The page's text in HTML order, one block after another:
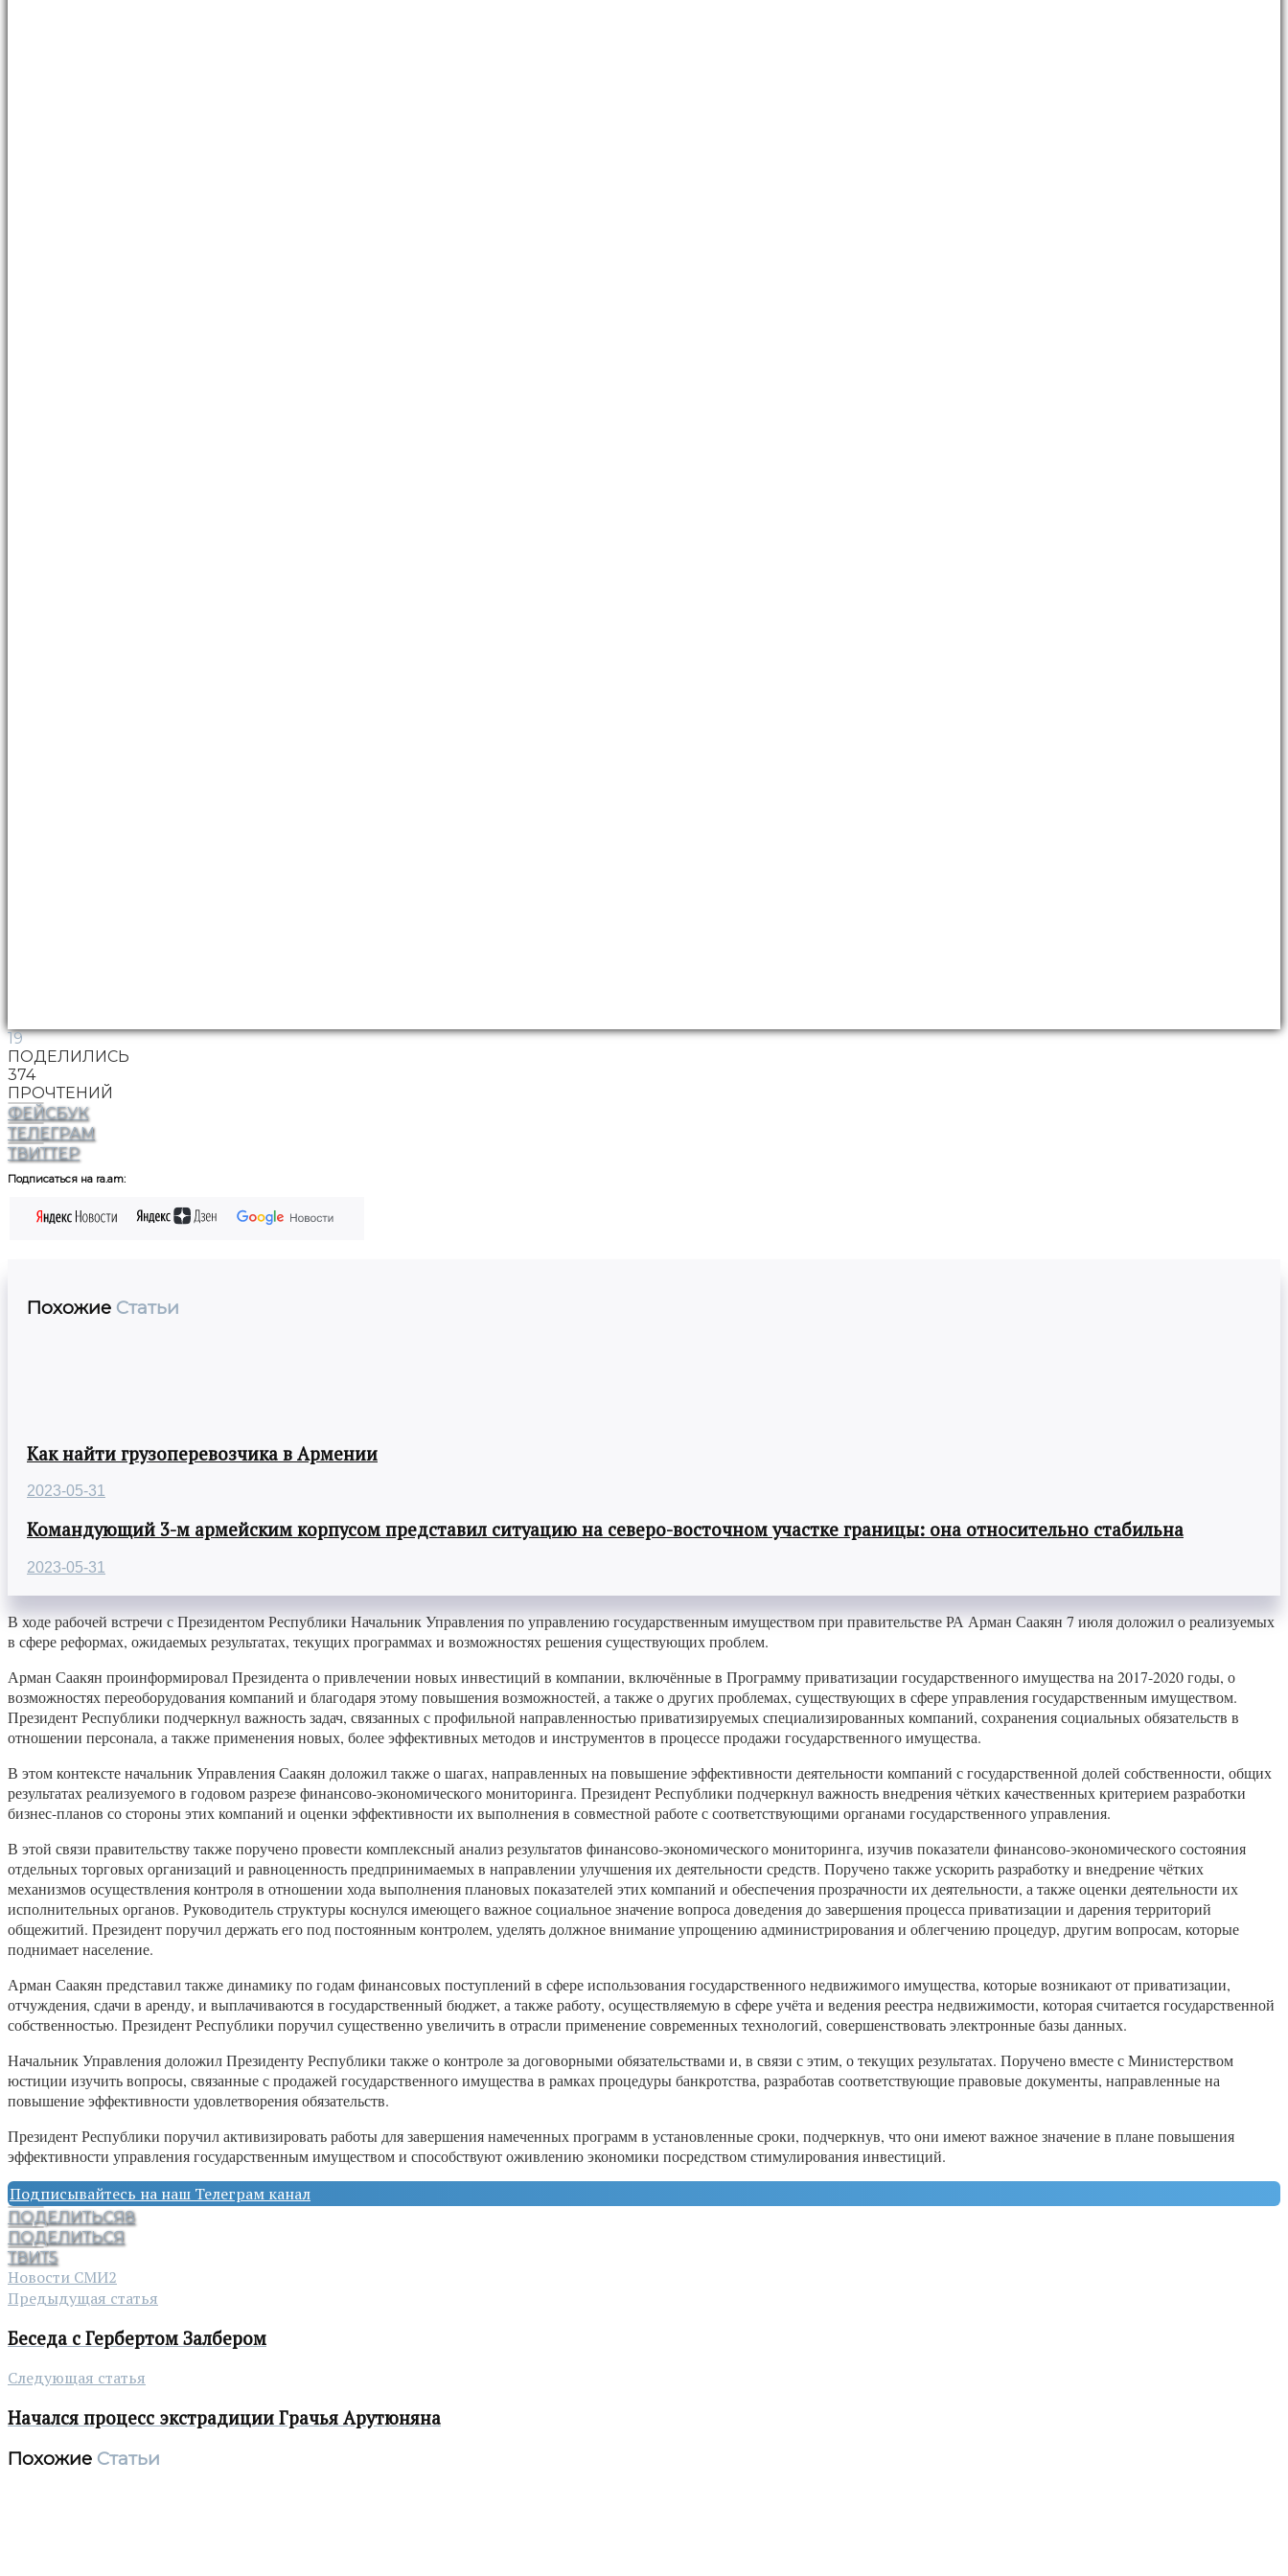
19
ПОДЕЛИЛИСЬ
374
ПРОЧТЕНИЙ
ФЕЙСБУК
ТЕЛЕГРАМ
ТВИТТЕР
Подписаться на ra.am:
Похожие Статьи
Как найти грузоперевозчика в Армении
2023-05-31
Командующий 3-м армейским корпусом представил ситуацию на северо-восточном участке границы: она относительно стабильна
2023-05-31
В ходе рабочей встречи с Президентом Республики Начальник Управления по управлению государственным имуществом при правительстве РА Арман Саакян 7 июля доложил о реализуемых
в сфере реформах, ожидаемых результатах, текущих программах и возможностях решения существующих проблем.
Арман Саакян проинформировал Президента о привлечении новых инвестиций в компании, включённые в Программу приватизации государственного имущества на 2017-2020 годы, о
возможностях переоборудования компаний и благодаря этому повышения возможностей, а также о других проблемах, существующих в сфере управления государственным имуществом.
Президент Республики подчеркнул важность задач, связанных с профильной направленностью приватизируемых специализированных компаний, сохранения социальных обязательств в
отношении персонала, а также применения новых, более эффективных методов и инструментов в процессе продажи государственного имущества.
В этом контексте начальник Управления Саакян доложил также о шагах, направленных на повышение эффективности деятельности компаний с государственной долей собственности, общих
результатах реализуемого в годовом разрезе финансово-экономического мониторинга. Президент Республики подчеркнул важность внедрения чётких качественных критерием разработки
бизнес-планов со стороны этих компаний и оценки эффективности их выполнения в совместной работе с соответствующими органами государственного управления.
В этой связи правительству также поручено провести комплексный анализ результатов финансово-экономического мониторинга, изучив показатели финансово-экономического состояния
отдельных торговых организаций и равноценность предпринимаемых в направлении улучшения их деятельности средств. Поручено также ускорить разработку и внедрение чётких
механизмов осуществления контроля в отношении хода выполнения плановых показателей этих компаний и обеспечения прозрачности их деятельности, а также оценки деятельности их
исполнительных органов. Руководитель структуры коснулся имеющего важное социальное значение вопроса доведения до завершения процесса приватизации и дарения территорий
общежитий. Президент поручил держать его под постоянным контролем, уделять должное внимание упрощению администрирования и облегчению процедур, другим вопросам, которые
поднимает население.
Арман Саакян представил также динамику по годам финансовых поступлений в сфере использования государственного недвижимого имущества, которые возникают от приватизации,
отчуждения, сдачи в аренду, и выплачиваются в государственный бюджет, а также работу, осуществляемую в сфере учёта и ведения реестра недвижимости, которая считается государственной
собственностью. Президент Республики поручил существенно увеличить в отрасли применение современных технологий, совершенствовать электронные базы данных.
Начальник Управления доложил Президенту Республики также о контроле за договорными обязательствами и, в связи с этим, о текущих результатах. Поручено вместе с Министерством
юстиции изучить вопросы, связанные с продажей государственного имущества в рамках процедуры банкротства, разработав соответствующие правовые документы, направленные на
повышение эффективности удовлетворения обязательств.
Президент Республики поручил активизировать работы для завершения намеченных программ в установленные сроки, подчеркнув, что они имеют важное значение в плане повышения
эффективности управления государственным имуществом и способствуют оживлению экономики посредством стимулирования инвестиций.
Подписывайтесь на наш Телеграм канал
ПОДЕЛИТЬСЯ8
ПОДЕЛИТЬСЯ
ТВИТ5
Новости СМИ2
Предыдущая статья
Беседа с Гербертом Залбером
Следующая статья
Начался процесс экстрадиции Грачья Арутюняна
Похожие Статьи